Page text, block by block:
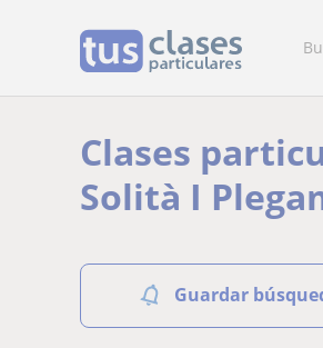
Clases
Solità I
Guardar